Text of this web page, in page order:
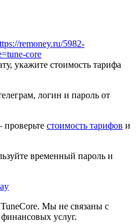
remoney.ru/5982-
core
укажите стоимость тарифа
логин и пароль от
стоимость тарифов и
временный пароль и
Мы не связаны с
услуг.